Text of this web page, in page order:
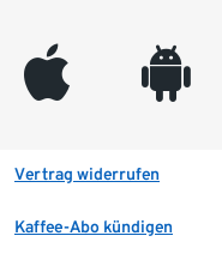
appleinc android
Vertrag widerrufen
Kaffee-Abo kündigen